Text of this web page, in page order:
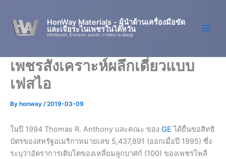
content
HonWay Materials - ผู้นำด้านเครื่องมือขัด
และเจียระไนเพชรในไต้หวัน
ครีมขัดเพชร, น้ำยาเพชร, ผงเพชร, การขัดเงาละเอียดสูง
เพชรสังเคราะห์ผลึกเดี่ยวแบบ
เฟสไอ
By honway /2019-03-09
ในปี 1994 Thomas R. Anthony และคณะ ของ GE ได้ยื่นขอสิทธิ
บัตรของสหรัฐอเมริกาหมายเลข 5,437,891 (ออกเมื่อปี 1995) ซึ่ง
ระบุว่าอัตราการเติบโตของเหลี่ยมลูกบาศก์ (100) ของเพชรโพลี